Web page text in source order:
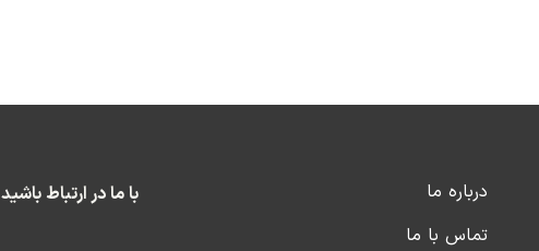
درباره ما
تماس با ما
با ما در ارتباط باشید